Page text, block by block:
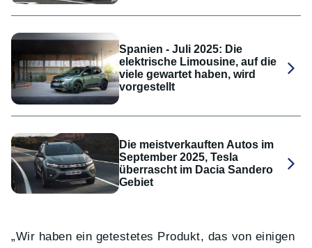
Spanien - Juli 2025: Die
elektrische Limousine, auf die
viele gewartet haben, wird
vorgestellt
Die meistverkauften Autos im
September 2025, Tesla
überrascht im Dacia Sandero
Gebiet
„Wir haben ein getestetes Produkt, das von einigen